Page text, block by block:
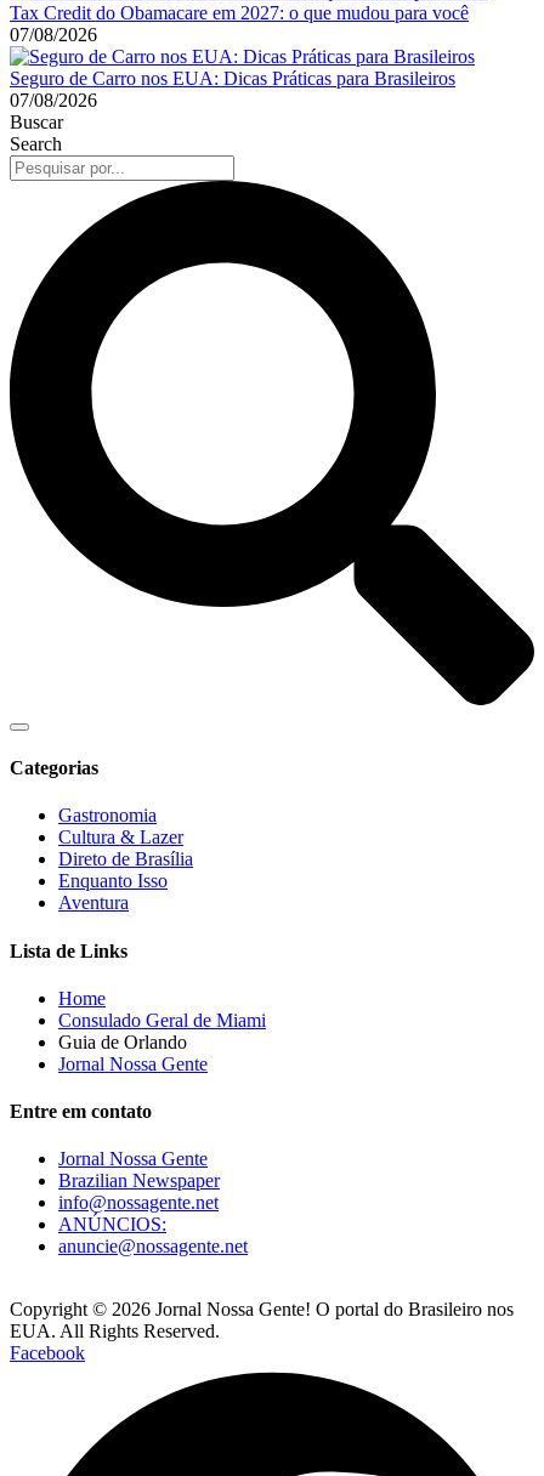
Tax Credit do Obamacare em 2027: o que mudou para você
07/08/2026
Seguro de Carro nos EUA: Dicas Práticas para Brasileiros
07/08/2026
Buscar
Search
Categorias
Gastronomia
Cultura & Lazer
Direto de Brasília
Enquanto Isso
Aventura
Lista de Links
Home
Consulado Geral de Miami
Guia de Orlando
Jornal Nossa Gente
Entre em contato
Jornal Nossa Gente
Brazilian Newspaper
info@nossagente.net
ANÚNCIOS:
anuncie@nossagente.net
Copyright © 2026 Jornal Nossa Gente! O portal do Brasileiro nos
EUA. All Rights Reserved.
Facebook